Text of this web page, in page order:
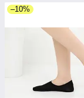
–10%